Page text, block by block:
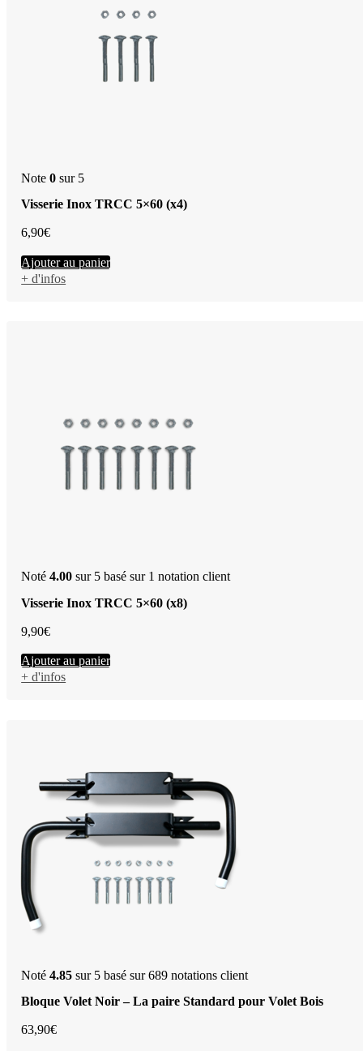
Note0 sur 5
Visserie Inox TRCC 5×60 (x4)
6,90€
Ajouter au panier
+ d'infos
Noté4.00 sur 5 basé sur 1 notation client
Visserie Inox TRCC 5×60 (x8)
9,90€
Ajouter au panier
+ d'infos
Noté4.85 sur 5 basé sur689 notations client
Bloque Volet Noir – La paire Standard pour Volet Bois
63,90€